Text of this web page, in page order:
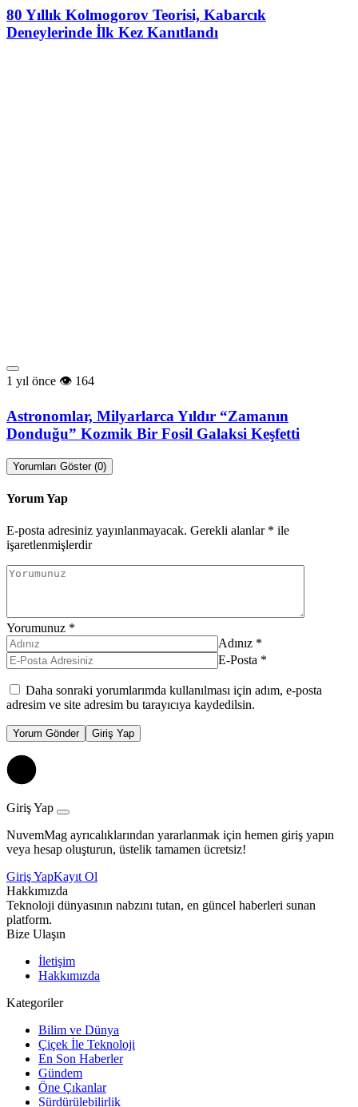
80 Yıllık Kolmogorov Teorisi, Kabarcık
Deneylerinde İlk Kez Kanıtlandı
1 yıl önce 164
Astronomlar, Milyarlarca Yıldır “Zamanın
Donduğu” Kozmik Bir Fosil Galaksi Keşfetti
Yorumları Göster (0)
Yorum Yap
E-posta adresiniz yayınlanmayacak. Gerekli alanlar * ile
işaretlenmişlerdir
Yorumunuz *
Adınız *
E-Posta *
Daha sonraki yorumlarımda kullanılması için adım, e-posta
adresim ve site adresim bu tarayıcıya kaydedilsin.
Yorum Gönder Giriş Yap
Giriş Yap
NuvemMag ayrıcalıklarından yararlanmak için hemen giriş yapın
veya hesap oluşturun, üstelik tamamen ücretsiz!
Giriş YapKayıt Ol
Hakkımızda
Teknoloji dünyasının nabzını tutan, en güncel haberleri sunan
platform.
Bize Ulaşın
İletişim
Hakkımızda
Kategoriler
Bilim ve Dünya
Çiçek İle Teknoloji
En Son Haberler
Gündem
Öne Çıkanlar
Sürdürülebilirlik